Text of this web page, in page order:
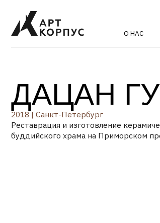
О НАС
ДАЦАН
2018 | Санкт-Петербург
Реставрация и изготовление керамической
буддийского храма на Приморском